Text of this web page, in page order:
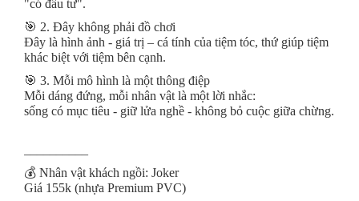
"có đầu tư".
🎯 2. Đây không phải đồ chơi
Đây là hình ảnh - giá trị – cá tính của tiệm tóc, thứ giúp tiệm
khác biệt với tiệm bên cạnh.
🎯 3. Mỗi mô hình là một thông điệp
Mỗi dáng đứng, mỗi nhân vật là một lời nhắc:
sống có mục tiêu - giữ lửa nghề - không bỏ cuộc giữa chừng.
💰 Nhân vật khách ngồi: Joker
Giá 155k (nhựa Premium PVC)